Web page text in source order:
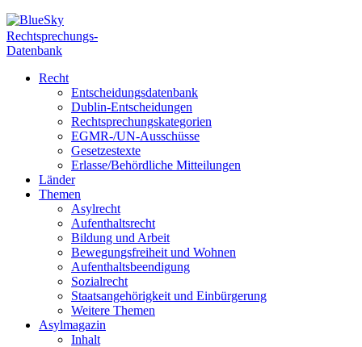
Rechtsprechungs-
Datenbank
Recht
Entscheidungsdatenbank
Dublin-Entscheidungen
Rechtsprechungskategorien
EGMR-/UN-Ausschüsse
Gesetzestexte
Erlasse/Behördliche Mitteilungen
Länder
Themen
Asylrecht
Aufenthaltsrecht
Bildung und Arbeit
Bewegungsfreiheit und Wohnen
Aufenthaltsbeendigung
Sozialrecht
Staatsangehörigkeit und Einbürgerung
Weitere Themen
Asylmagazin
Inhalt